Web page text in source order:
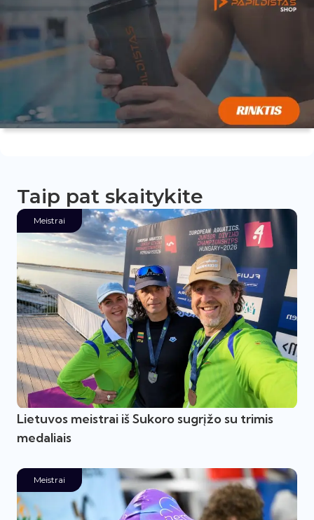
Taip pat skaitykite
Meistrai
Lietuvos meistrai iš Sukoro sugrįžo su trimis
medaliais
Meistrai